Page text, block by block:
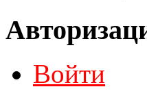
Войти